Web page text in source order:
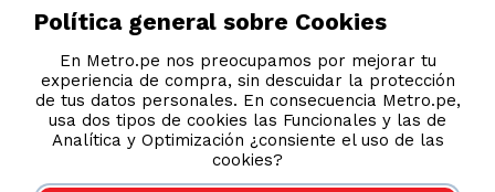
S/2199.00 1999.00
Política general sobre Cookies
En Metro.pe nos preocupamos por mejorar tu
experiencia de compra, sin descuidar la protección
de tus datos personales. En consecuencia Metro.pe,
usa dos tipos de cookies las Funcionales y las de
Analítica y Optimización ¿consiente el uso de las
cookies?